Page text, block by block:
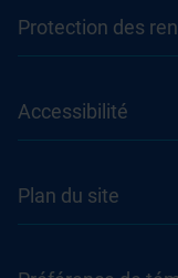
Protection des
Accessibilité
Plan du site